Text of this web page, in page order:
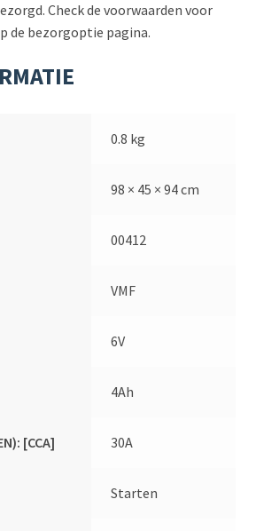
Check de voorwaarden voor
de bezorgoptie pagina.
0.8 kg
98 × 45 × 94 cm
00412
VMF
6V
4Ah
[CCA] 30A
Starten